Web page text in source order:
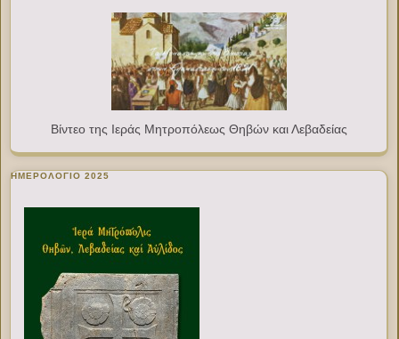
Βίντεο της Ιεράς Μητροπόλεως Θηβών και Λεβαδείας
ΗΜΕΡΟΛΟΓΙΟ 2025